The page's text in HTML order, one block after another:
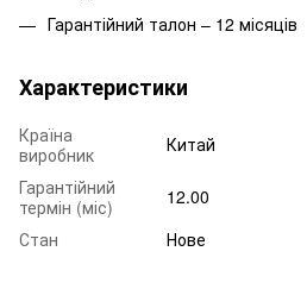
Гарантійний талон – 12 місяців
Характеристики
Країна
виробник
Китай
Гарантійний
термін (міс)
12.00
Стан
Нове